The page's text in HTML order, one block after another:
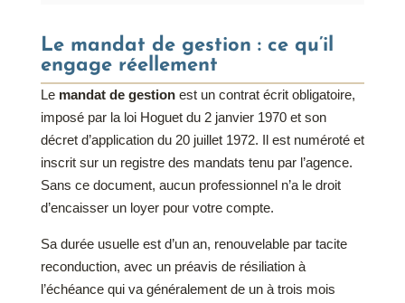
Le mandat de gestion : ce qu’il
engage réellement
Le mandat de gestionest un contrat écrit obligatoire,
imposé par la loi Hoguet du 2 janvier 1970 et son
décret d’application du 20 juillet 1972. Il est numéroté et
inscrit sur un registre des mandats tenu par l’agence.
Sans ce document, aucun professionnel n’a le droit
d’encaisser un loyer pour votre compte.
Sa durée usuelle est d’un an, renouvelable par tacite
reconduction, avec un préavis de résiliation à
l’échéance qui va généralement de un à trois mois